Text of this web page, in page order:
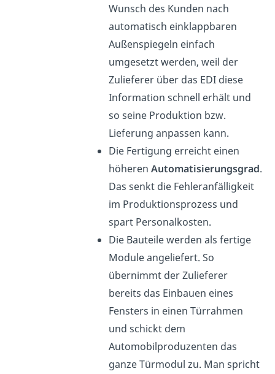
Wunsch des Kunden nach
automatisch einklappbaren
Außenspiegeln einfach
umgesetzt werden, weil der
Zulieferer über das EDI diese
Information schnell erhält und
so seine Produktion bzw.
Lieferung anpassen kann.
Die Fertigung erreicht einen
höherenAutomatisierungsgrad.
Das senkt die Fehleranfälligkeit
im Produktionsprozess und
spart Personalkosten.
Die Bauteile werden als fertige
Module angeliefert. So
übernimmt der Zulieferer
bereits das Einbauen eines
Fensters in einen Türrahmen
und schickt dem
Automobilproduzenten das
ganze Türmodul zu. Man spricht